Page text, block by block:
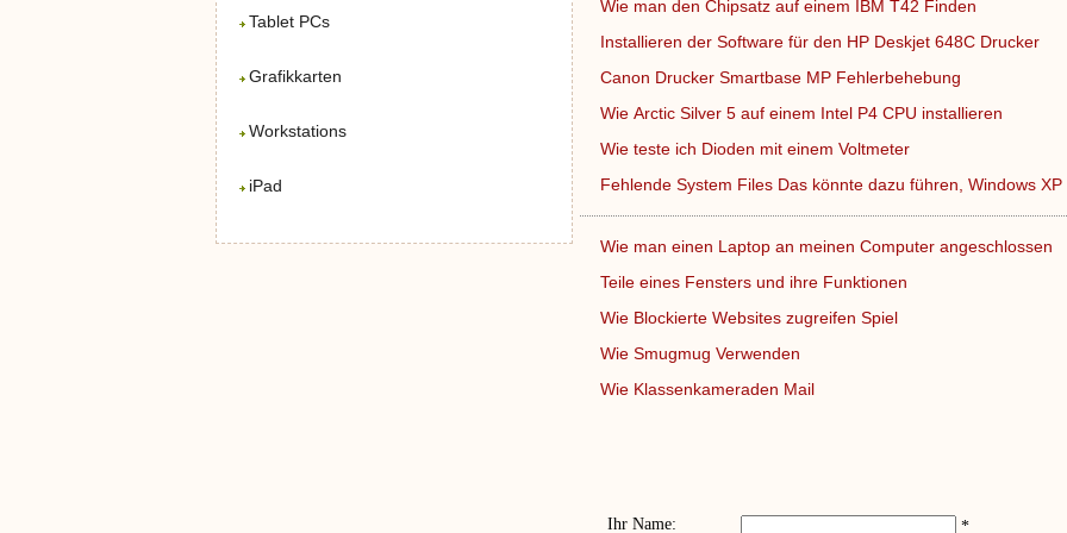
Tablet PCs
Grafikkarten
Workstations
iPad
Wie man den Chipsatz auf einem IBM T42 Finden
Installieren der Software für den HP Deskjet 648C Drucker
Canon Drucker Smartbase MP Fehlerbehebung
Wie Arctic Silver 5 auf einem Intel P4 CPU installieren
Wie teste ich Dioden mit einem Voltmeter
Fehlende System Files Das könnte dazu führen, Windows
Wie man einen Laptop an meinen Computer angeschlossen
Teile eines Fensters und ihre Funktionen
Wie Blockierte Websites zugreifen Spiel
Wie Smugmug Verwenden
Wie Klassenkameraden Mail
Ihr Name: *